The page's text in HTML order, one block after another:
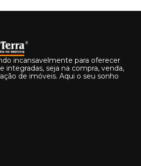
incansavelmente para oferecer
integradas, seja na compra, venda,
de imóveis. Aqui o seu sonho